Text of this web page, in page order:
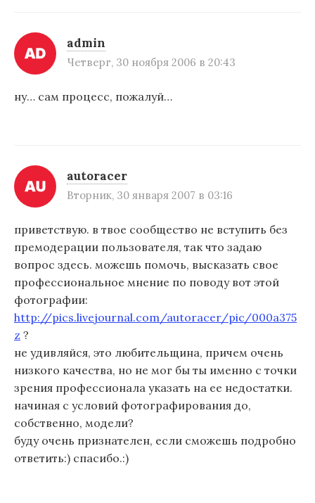
admin
Четверг, 30 ноября 2006 в 20:43
ну… сам процесс, пожалуй…
autoracer
Вторник, 30 января 2007 в 03:16
приветствую. в твое сообщество не вступить без
премодерации пользователя, так что задаю
вопрос здесь. можешь помочь, высказать свое
профессиональное мнение по поводу вот этой
фотографии:
http://pics.livejournal.com/autoracer/pic/000a375
z ?
не удивляйся, это любительщина, причем очень
низкого качества, но не мог бы ты именно с точки
зрения профессионала указать на ее недостатки.
начиная с условий фотографирования до,
собственно, модели?
буду очень признателен, если сможешь подробно
ответить:) спасибо.:)